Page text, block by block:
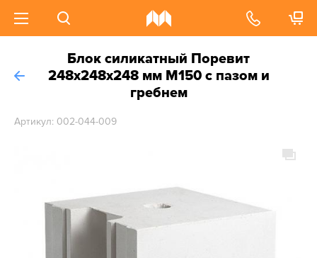
Блок силикатный Поревит
248х248х248 мм М150 с пазом и
гребнем
Артикул: 002-044-009